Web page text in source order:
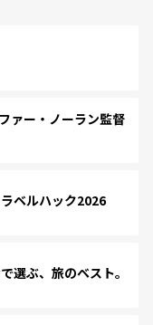
ァー・ノーラン監督
ベルハック2026
ぶ、旅のベスト。